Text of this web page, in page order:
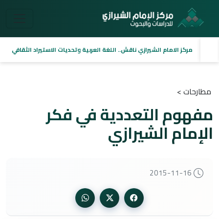
مركز الامام الشيرازي ناقش.. اللغة العربية وتحديات الاستيراد الثقافي
مطارحات >
مفهوم التعددية في فكر
الإمام الشيرازي
2015-11-16